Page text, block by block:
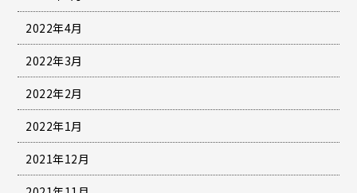
2022年4月
2022年3月
2022年2月
2022年1月
2021年12月